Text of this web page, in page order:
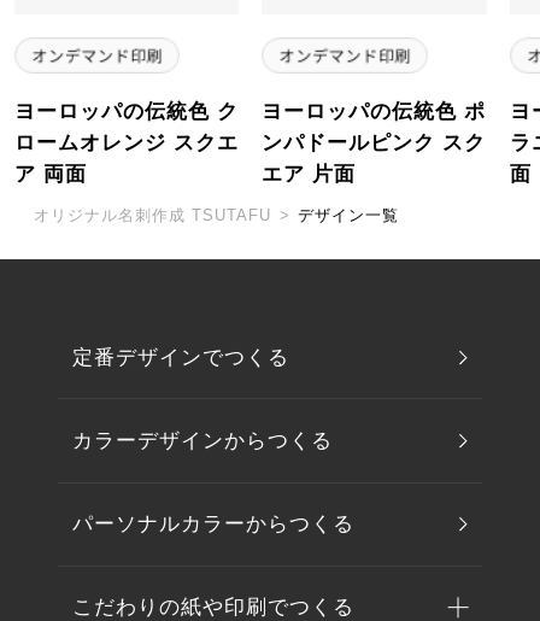
ヨーロッパの伝統色 ク
ロームオレンジ スクエ
ア 両面
ヨーロッパの伝統色 ポ
ンパドールピンク スク
エア 片面
ヨ
ラ
面
オリジナル名刺作成 TSUTAFU > デザイン一覧
定番デザインでつくる
カラーデザインからつくる
パーソナルカラーからつくる
こだわりの紙や印刷でつくる